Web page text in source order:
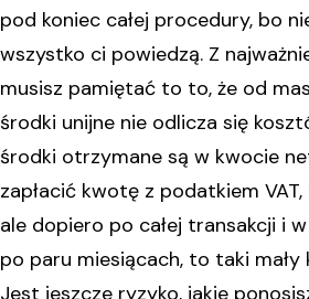
pod koniec całej procedury, bo
wszystko ci powiedzą. Z
musisz pamiętać to to, że od
środki unijne nie odlicza się
środki otrzymane są w kwocie
zapłacić kwotę z podatkiem
ale dopiero po całej transakcji i
po paru miesiącach, to taki
Jest jeszcze ryzyko, jakie